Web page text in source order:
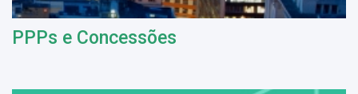
PPPs e Concessões